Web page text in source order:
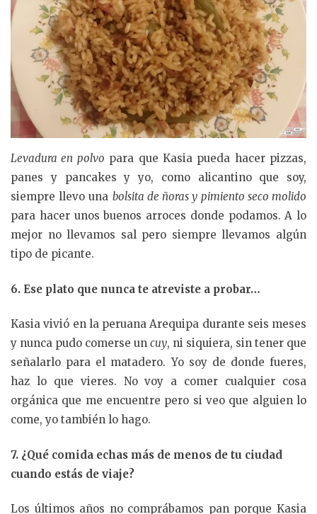
Levadura en polvo para que Kasia pueda hacer pizzas,
panes y pancakes y yo, como alicantino que soy,
siempre llevo una bolsita de ñoras y pimiento seco molido
para hacer unos buenos arroces donde podamos. A lo
mejor no llevamos sal pero siempre llevamos algún
tipo de picante.
6. Ese plato que nunca te atreviste a probar…
Kasia vivió en la peruana Arequipa durante seis meses
y nunca pudo comerse un cuy, ni siquiera, sin tener que
señalarlo para el matadero. Yo soy de donde fueres,
haz lo que vieres. No voy a comer cualquier cosa
orgánica que me encuentre pero si veo que alguien lo
come, yo también lo hago.
7. ¿Qué comida echas más de menos de tu ciudad
cuando estás de viaje?
Los últimos años no comprábamos pan porque Kasia